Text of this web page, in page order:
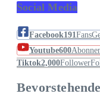
Social Media
Facebook191Fans
Youtube600
Tiktok2,000Follower